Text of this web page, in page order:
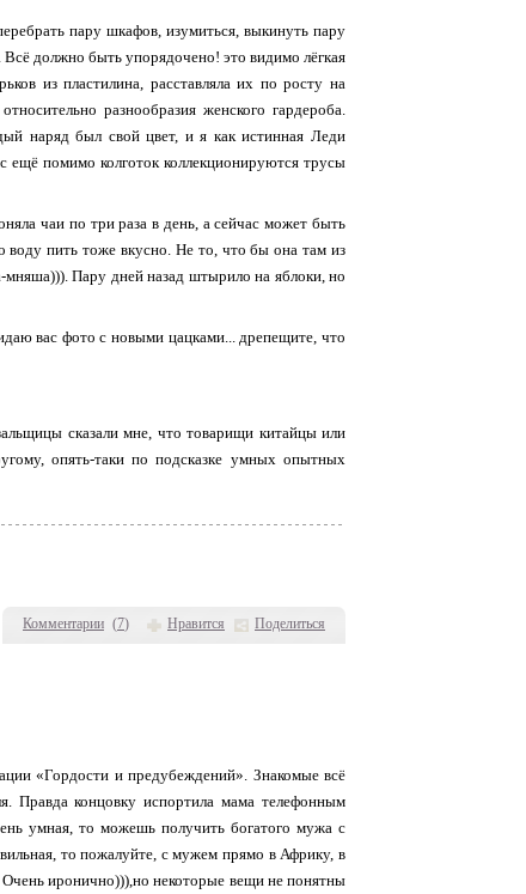
Комментарии (7) Нравится Поделиться
пару шкафов, изумиться, выкинуть пару
должно быть упорядочено! это видимо лёгкая
из пластилина, расставляла их по росту на
разнообразия женского гардероба.
наряд был свой цвет, и я как истинная Леди
ещё помимо колготок коллекционируются трусы
чаи по три раза в день, а сейчас может быть
воду пить тоже вкусно. Не то, что бы она там из
Пару дней назад штырило на яблоки, но
вас фото с новыми цацками... дрепещите, что
сказали мне, что товарищи китайцы или
опять-таки по подсказке умных опытных
«Гордости и предубеждений». Знакомые всё
Правда концовку испортила мама телефонным
умная, то можешь получить богатого мужа с
то пожалуйте, с мужем прямо в Африку, в
иронично))),но некоторые вещи не понятны